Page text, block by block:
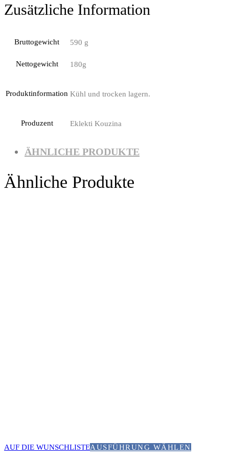
Zusätzliche Information
Bruttogewicht 590 g
Nettogewicht 180g
Produktinformation Kühl und trocken lagern.
Produzent Eklekti Kouzina
ÄHNLICHE PRODUKTE
Ähnliche Produkte
AUF DIE WUNSCHLISTEAUSFÜHRUNG WÄHLEN